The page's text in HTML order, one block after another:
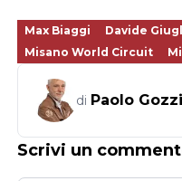
Max Biaggi Davide
Misano World Circuit
di Paolo Gozzi
Scrivi un